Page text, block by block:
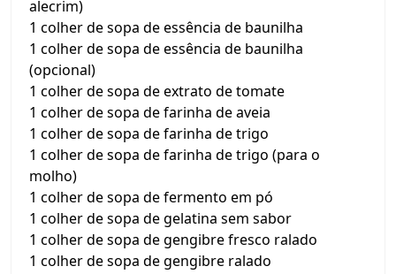
alecrim)
1 colher de sopa de essência de baunilha
1 colher de sopa de essência de baunilha
(opcional)
1 colher de sopa de extrato de tomate
1 colher de sopa de farinha de aveia
1 colher de sopa de farinha de trigo
1 colher de sopa de farinha de trigo (para o
molho)
1 colher de sopa de fermento em pó
1 colher de sopa de gelatina sem sabor
1 colher de sopa de gengibre fresco ralado
1 colher de sopa de gengibre ralado